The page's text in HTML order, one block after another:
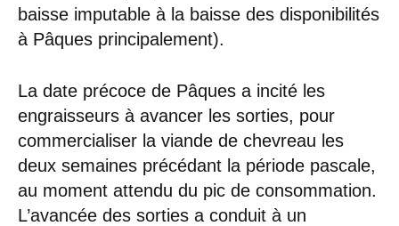
baisse imputable à la baisse des disponibilités
à Pâques principalement).
La date précoce de Pâques a incité les
engraisseurs à avancer les sorties, pour
commercialiser la viande de chevreau les
deux semaines précédant la période pascale,
au moment attendu du pic de consommation.
L’avancée des sorties a conduit à un